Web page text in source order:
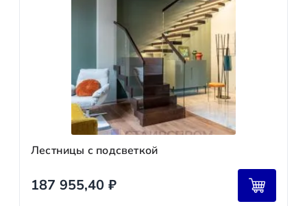
Лестницы с подсветкой
187 955,40 ₽